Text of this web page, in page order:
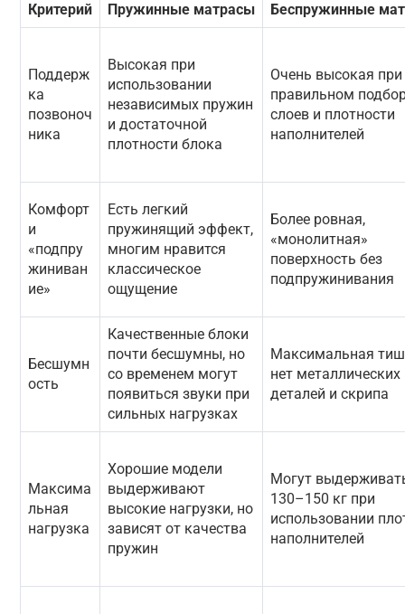
Критерий Пружинные матрасы Беспружинные
Поддерж
ка
позвоноч
ника
Высокая при
использовании
независимых пружин
и достаточной
плотности блока
Очень высокая при
правильном
слоев и плотности
наполнителей
Комфорт
и
«подпру
жиниван
ие»
Есть легкий
пружинящий эффект,
многим нравится
классическое
ощущение
Более ровная,
«монолитная»
поверхность без
подпружинивания
Бесшумн
ость
Качественные блоки
почти бесшумны, но
со временем могут
появиться звуки при
сильных нагрузках
Максимальная
нет металлических
деталей и скрипа
Максима
льная
нагрузка
Хорошие модели
выдерживают
высокие нагрузки, но
зависят от качества
пружин
Могут
130–150 кг при
использовании
наполнителей